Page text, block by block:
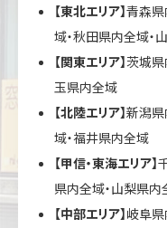
【東北エリア】青森県
域・秋田県内全域・
【関東エリア】茨城県
玉県内全域
【北陸エリア】新潟県
域・福井県内全域
【甲信・東海エリア】
県内全域・山梨県
【中部エリア】岐阜県